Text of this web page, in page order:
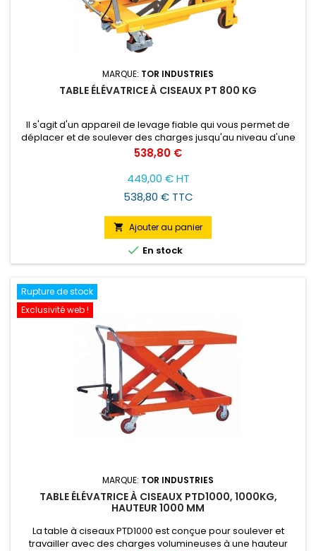
MARQUE: TOR INDUSTRIES
TABLE ÉLÉVATRICE À CISEAUX PT 800 KG
Il s'agit d'un appareil de levage fiable qui vous permet de
déplacer et de soulever des charges jusqu'au niveau d'une
étagère, d'une rampe ou du bord du véhicule. Nous
proposons une large gamme de ce produit
Prix
538,80 €
449,00 € HT
538,80 € TTC
 Ajouter au panier
 En stock
Rupture de stock
Exclusivité web !
MARQUE: TOR INDUSTRIES
TABLE ÉLÉVATRICE À CISEAUX PTD1000, 1000KG,
HAUTEUR 1000 MM
La table à ciseaux PTD1000 est conçue pour soulever et
travailler avec des charges volumineuses à une hauteur